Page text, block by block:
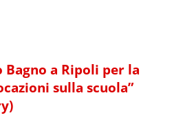
Bagno a Ripoli per la
sulla scuola”